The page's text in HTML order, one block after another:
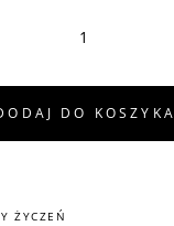
DO KOSZYKA
ŻYCZEŃ